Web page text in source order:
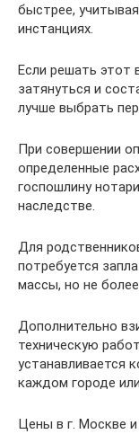
быстрее,
инстанциях.
Если решать этот
затянуться и
лучше выбрать
При совершении
определенные
госпошлину
наследстве.
Для
потребуется
массы, но не
Дополнительно
техническую
устанавливается
каждом городе
Цены в г. Москве